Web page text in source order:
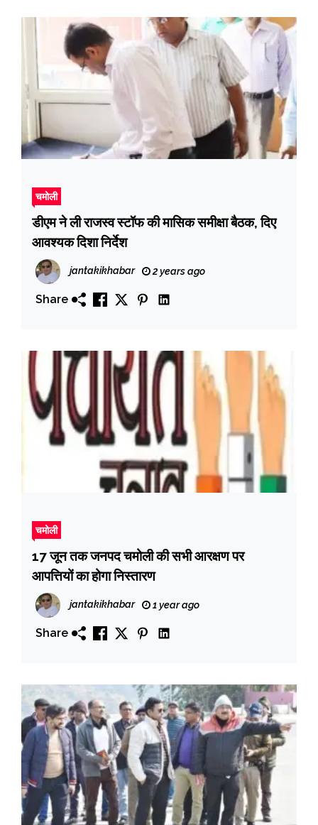
चमोली
डीएम ने ली राजस्व स्टॉफ की मासिक समीक्षा बैठक, दिए
आवश्यक दिशा निर्देश
jantakikhabar 2 years ago
Share
चमोली
17 जून तक जनपद चमोली की सभी आरक्षण पर
आपत्तियों का होगा निस्तारण
jantakikhabar 1 year ago
Share